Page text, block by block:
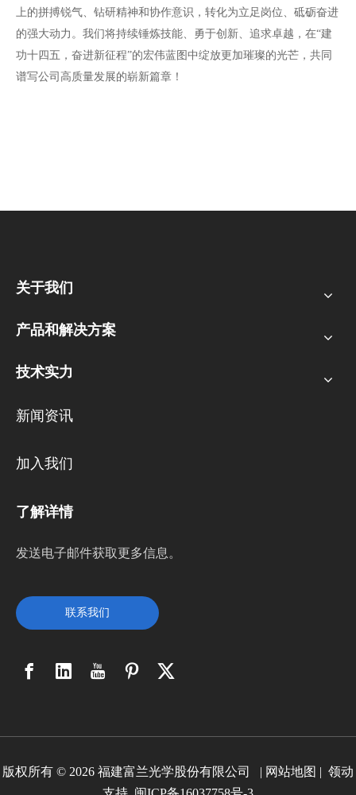
上的拼搏锐气、钻研精神和协作意识，转化为立足岗位、砥砺奋进
的强大动力。我们将持续锤炼技能、勇于创新、追求卓越，在“建
功十四五，奋进新征程”的宏伟蓝图中绽放更加璀璨的光芒，共同
谱写公司高质量发展的崭新篇章！
关于我们
产品和解决方案
技术实力
新闻资讯
加入我们
了解详情
发送电子邮件获取更多信息。
联系我们
版权所有 © 2026 福建富兰光学股份有限公司 | 网站地图 | 领动